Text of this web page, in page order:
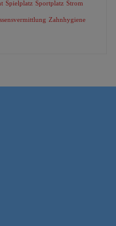
Spielplatz Sportplatz Strom
Zahnhygiene